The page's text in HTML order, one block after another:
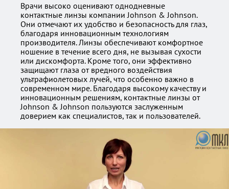
Врачи высоко оценивают однодневные
контактные линзы компании Johnson & Johnson.
Они отмечают их удобство и безопасность для глаз,
благодаря инновационным технологиям
производителя. Линзы обеспечивают комфортное
ношение в течение всего дня, не вызывая сухости
или дискомфорта. Кроме того, они эффективно
защищают глаза от вредного воздействия
ультрафиолетовых лучей, что особенно важно в
современном мире. Благодаря высокому качеству и
инновационным решениям, контактные линзы от
Johnson & Johnson пользуются заслуженным
доверием как специалистов, так и пользователей.